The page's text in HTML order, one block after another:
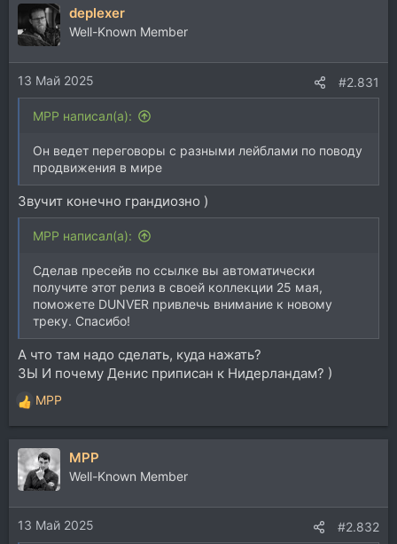
ц
и
и
:
deplexer
Well-Known Member
13 Май 2025 #2.831
MPP написал(а):
Он ведет переговоры с разными лейблами по поводу
продвижения в мире
Звучит конечно грандиозно )
MPP написал(а):
Сделав пресейв по ссылке вы автоматически
получите этот релиз в своей коллекции 25 мая,
поможете DUNVER привлечь внимание к новому
треку. Спасибо!
А что там надо сделать, куда нажать?
ЗЫ И почему Денис приписан к Нидерландам? )
Р
е
а
к
ц
и
и
:
MPP
MPP
Well-Known Member
13 Май 2025 #2.832